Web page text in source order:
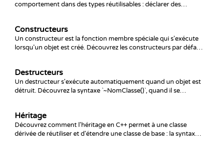
comportement dans des types réutilisables : déclarer des
initialisés et le pointeur this.
Constructeurs
Un constructeur est la fonction membre spéciale qui s'exécute
lorsqu'un objet est créé. Découvrez les constructeurs par défaut,
Destructeurs
Un destructeur s'exécute automatiquement quand un objet est
détruit. Découvrez la syntaxe `~NomClasse()`, quand il se
Héritage
Découvrez comment l'héritage en C++ permet à une classe
dérivée de réutiliser et d'étendre une classe de base : la syntaxe,